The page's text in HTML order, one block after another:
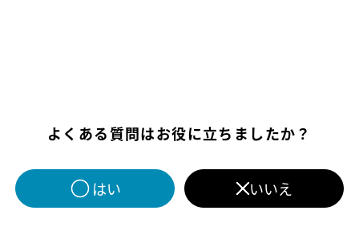
よくある質問はお役に立ちましたか？
はい いいえ